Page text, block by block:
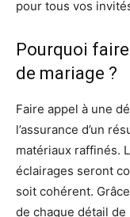
pour tous vos
Pourquoi
de mariage ?
Faire appel à une
l’assurance d’un
matériaux raffinés.
éclairages seront
soit cohérent.
de chaque détail